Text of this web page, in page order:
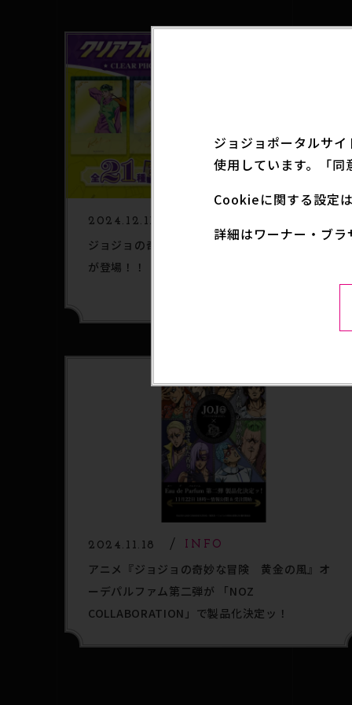
2024.12.11
ジョジョの奇妙な冒険 クリアフォトカードガム
が登場！！
2024.11.18 INFO
アニメ『ジョジョの奇妙な冒険 黄金の風』オ
ーデパルファム第二弾が 「NOZ
COLLABORATION」で製品化決定ッ！
ジョジョポータルサ
使用しています。「
Cookieに関する設定
詳細はワーナー・ブラ